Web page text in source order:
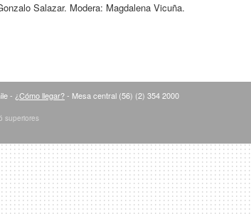
Salazar. Modera: Magdalena Vicuña.
- ¿Cómo llegar?- Mesa central (56) (2) 354 2000
superiores